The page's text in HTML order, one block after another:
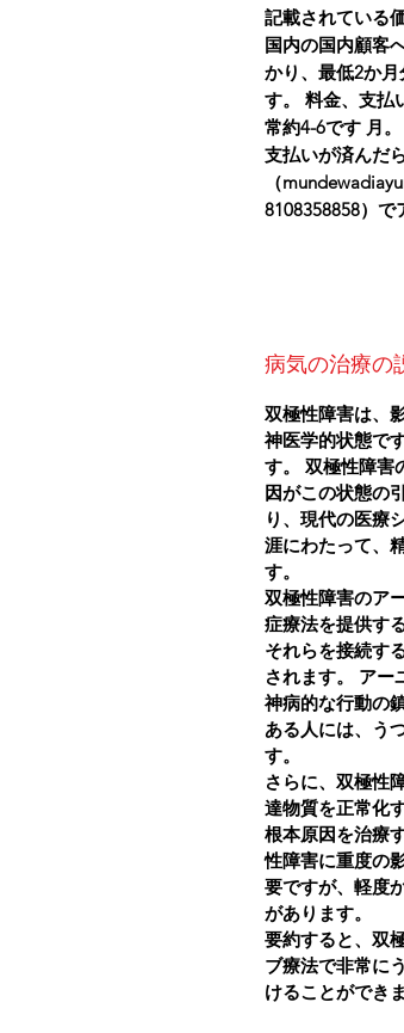
記載されている
国内の国内顧客
かり、最低2か
す。 料金、支払
常約4-6です 月。
支払いが済んだ
（
8108358858）で
病気の治療の
双極性障害は、
神医学的状態です
す。
双極性障害
因がこの状態の
り、現代の医療
涯にわたって、
す。
双極性障害のア
症療法を提供す
それらを接続す
されます。
アー
神病的な行動の
ある人には、う
す。
さらに、双極性
達物質を正常化
根本原因を治療
性障害に重度の
要ですが、軽度
があります。
要約すると、双
ブ療法で非常に
けることができま